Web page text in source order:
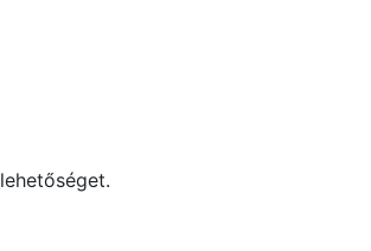
lehetőséget.